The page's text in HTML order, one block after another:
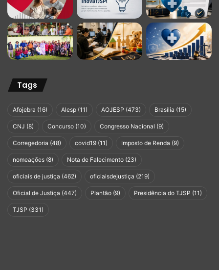
Tags
Afojebra (16) Alesp (11) AOJESP (473) Brasília (15)
CNJ (8) Concurso (10) Congresso Nacional (9)
Corregedoria (48) covid19 (11) Imposto de Renda (9)
nomeações (8) Nota de Falecimento (23)
oficiais de justiça (462) oficiaisdejustiça (219)
Oficial de Justiça (447) Plantão (9) Presidência do TJSP (11)
TJSP (331)